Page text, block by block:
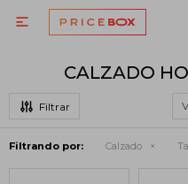

CALZADO
Filtrando por: Calzado